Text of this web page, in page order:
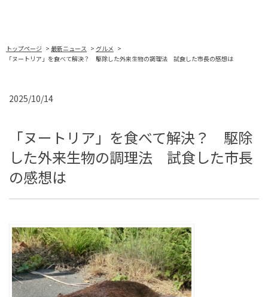
トップページ 最新ニュース
グルメ
「ヌートリア」を食べて解決？ 駆除した外来生物の調理法 試食した市長の感想は
2025/10/14
「ヌートリア」を食べて解決？ 駆除
した外来生物の調理法 試食した市長
の感想は